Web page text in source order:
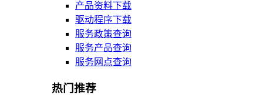
产品资料下载
驱动程序下载
服务政策查询
服务产品查询
服务网点查询
热门推荐